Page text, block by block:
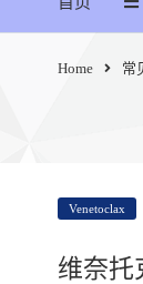
Home 常
Venetoclax
维奈托